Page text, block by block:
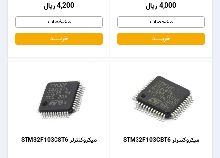
4,200 ریال
مشخصات
خریـــــــد
4,000 ریال
مشخصات
خریـــــــد
میکروکنترلر STM32F103C8T6 میکروکنترلر STM32F103CBT6